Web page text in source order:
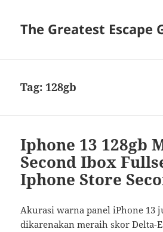
The Greatest Escape
Tag: 128gb
Iphone 13 128gb
Second Ibox
Iphone Store
Akurasi warna panel iPhone 13
dikarenakan meraih skor Delta-